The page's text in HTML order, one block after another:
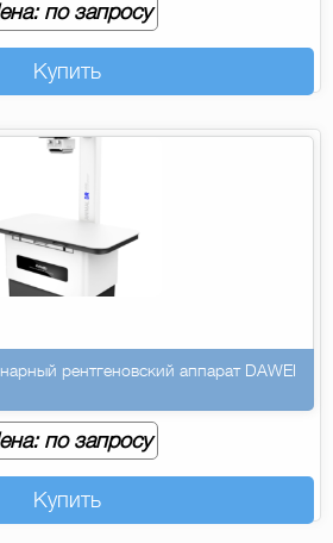
по запросу
Купить
рентгеновский аппарат DAWEI
по запросу
Купить